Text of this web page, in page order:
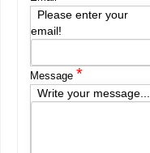
Please enter your
email!
Message *
Write your message...